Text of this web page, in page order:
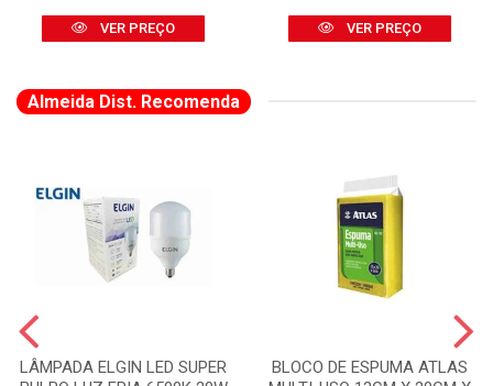
VER PREÇO VER PREÇO
Almeida Dist. Recomenda
LÂMPADA ELGIN LED SUPER
BLOCO DE ESPUMA ATLAS